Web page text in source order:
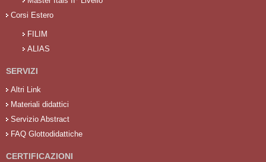
Corsi Estero
FILIM
ALIAS
SERVIZI
Altri Link
Materiali didattici
Servizio Abstract
FAQ Glottodidattiche
CERTIFICAZIONI